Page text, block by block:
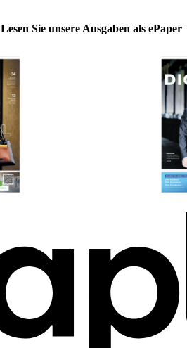
Lesen Sie unsere Ausgaben als ePaper